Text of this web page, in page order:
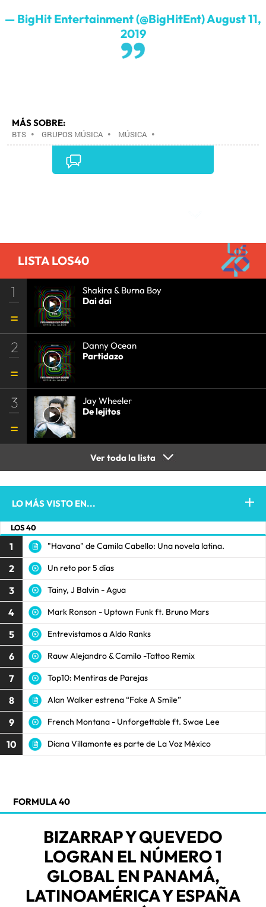
— BigHit Entertainment (@BigHitEnt)August 11,
2019
MÁS SOBRE:
BTS • GRUPOS MÚSICA • MÚSICA •
LISTA LOS40
1
Shakira & Burna Boy
Dai dai
2
Danny Ocean
Partidazo
3
Jay Wheeler
De lejitos
Ver toda la lista
LO MÁS VISTO EN...
LOS 40
1 "Havana" de Camila Cabello: Una novela latina.
2 Un reto por 5 días
3 Tainy, J Balvin - Agua
4 Mark Ronson - Uptown Funk ft. Bruno Mars
5 Entrevistamos a Aldo Ranks
6 Rauw Alejandro & Camilo -Tattoo Remix
7 Top10: Mentiras de Parejas
8 Alan Walker estrena “Fake A Smile”
9 French Montana - Unforgettable ft. Swae Lee
10 Diana Villamonte es parte de La Voz México
FORMULA 40
BIZARRAP Y QUEVEDO
LOGRAN EL NÚMERO 1
GLOBAL EN PANAMÁ,
LATINOAMÉRICA Y ESPAÑA